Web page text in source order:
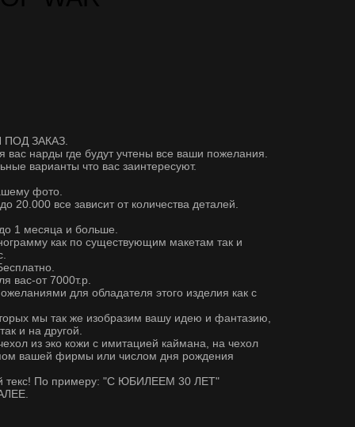
ЗАКАЗ.
вас нарды где будут учтены все ваши пожелания.
варианты что вас заинтересуют.
фото.
20.000 все зависит от количества деталей.
1 месяца и больше.
как по существующим макетам так и
вас-от 7000т.р.
для обладателя этого изделия как с
мы так же изобразим вашу идею и фантазию,
и на другой.
из эко кожи с имитацией каймана, на чехол
вашей фирмы или числом дня рождения
текс! По примеру: "С ЮБИЛЕЕМ 30 ЛЕТ"